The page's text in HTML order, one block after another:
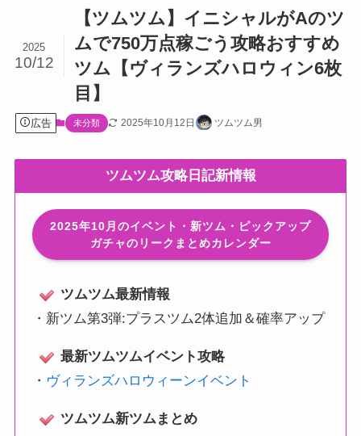
【ツムツム】イニシャルがAのツ
ムで750万点稼ごう攻略おすすめ
ツム【ヴィランズハロウィン6枚
目】
2025
10/12
広告 未分類 2025年10月12日 ツムツム男
ツムツム攻略日記新情報
2025年10月のイベント・新ツム・ピックアップ
ガチャのリークまとめカレンダー
ツムツム最新情報
・ 新ツム第3弾:プラスツム2体追加＆確率アップ
最新ツムツムイベント攻略
・ ヴィランズハロウィーンイベント
ツムツム新ツムまとめ